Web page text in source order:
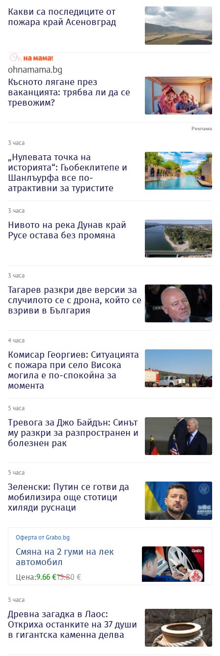
Какви са последиците от
пожара край Асеновград
ohnamama.bg
Късното лягане през
ваканцията: трябва ли да се
тревожим?
3 часа
„Нулевата точка на
историята“: Гьобеклитепе и
Шанлъурфа все по-
атрактивни за туристите
3 часа
Нивото на река Дунав край
Русе остава без промяна
3 часа
Тагарев разкри две версии за
случилото се с дрона, който се
взриви в България
4 часа
Комисар Георгиев: Ситуацията
с пожара при село Висока
могила е по-спокойна за
момента
5 часа
Тревога за Джо Байдън: Синът
му разкри за разпространен и
болезнен рак
5 часа
Зеленски: Путин се готви да
мобилизира още стотици
хиляди руснаци
Оферта от Grabo.bg
Смяна на 2 гуми на лек
автомобил
Цена:9.66 €13.80 €
5 часа
Древна загадка в Лаос:
Откриха останките на 37 души
в гигантска каменна делва